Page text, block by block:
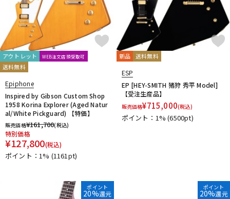
DJ機器 DTM
DTM オンライン納品 レコーディング機器
楽器アクセサリ
中古 ヴィンテージ
Hagstrom
HAMER HARMONY Heartman
Heritage
HISTORY
Infinite Jackson
Jackson USA
JacksonStars
JAMES TYLER
K-O
K.Nyui Kiesel Guitars
Klein Japan
Knaggs Guitars
Line6
Magneto Guitars
Marchione
MAYONES MD Guitars momose
MUSICMAN
Nash Guitars Navigator
Ormsby Guitars
Orville by Gibson
OVATION
P-S
P.R.S. PEAVEY
Psychedelic Guitars
SAITO Guitars SCHECTER
Seventy Seven
Seymour Duncan
Sire Solid Bond
Squier by Fender
アウトレット WEB注文店頭受取可
送料無料
Epiphone
Inspired by Gibson Custom Shop
1958 Korina Explorer (Aged Natur
al/White Pickguard) 【特価】
販売価格¥161,700(税込)
特別価格
¥127,800(税込)
ポイント：1% (1161pt)
新品 送料無料
ESP
EP [HEY-SMITH 猪狩 秀平 Model]
【受注生産品】
販売価格¥715,000(税込)
ポイント：1%(6500pt)
ポイント
20%還元
ポイント
20%還元